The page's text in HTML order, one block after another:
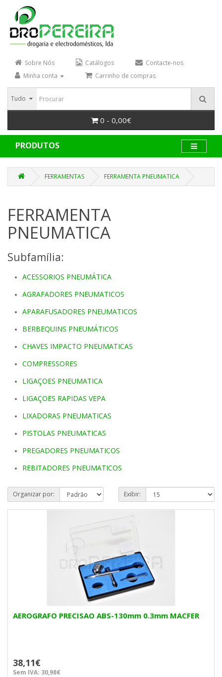
Sobre Nós Catálogos
Contacte-nos
Minha conta
Carrinho de compras
Tudo
0 - 0,00€
PRODUTOS
FERRAMENTAS FERRAMENTA PNEUMATICA
FERRAMENTA
PNEUMATICA
Subfamília:
ACESSORIOS PNEUMÁTICA
AGRAFADORES PNEUMATICOS
APARAFUSADORES PNEUMATICOS
BERBEQUINS PNEUMÁTICOS
CHAVES IMPACTO PNEUMATICAS
COMPRESSORES
LIGAÇOES PNEUMATICA
LIGAÇOES RAPIDAS VEPA
LIXADORAS PNEUMATICAS
PISTOLAS PNEUMATICAS
PREGADORES PNEUMATICOS
REBITADORES PNEUMATICOS
Organizar por: Exibir:
AEROGRAFO PRECISAO ABS-130mm 0.3mm MACFER
38,11€
Sem IVA: 30,98€